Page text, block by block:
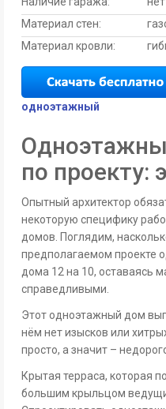
Материал стен:
Материал кровли:
одноэтажный
по проекту:
Опытный архитектор
некоторую специфику
домов. Поглядим,
предполагаемом проекте
дома 12 на 10, оставаясь
справедливыми.
Этот одноэтажный дом
нём нет изысков или
просто, а значит –
Крытая терраса, которая
большим крыльцом